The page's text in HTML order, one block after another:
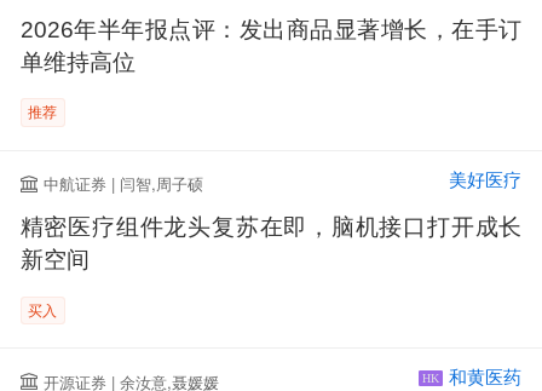
2026年半年报点评：发出商品显著增长，在手订
单维持高位
推荐
中航证券 | 闫智,周子硕 美好医疗
精密医疗组件龙头复苏在即，脑机接口打开成长
新空间
买入
开源证券 | 余汝意,聂媛媛 HK 和黄医药